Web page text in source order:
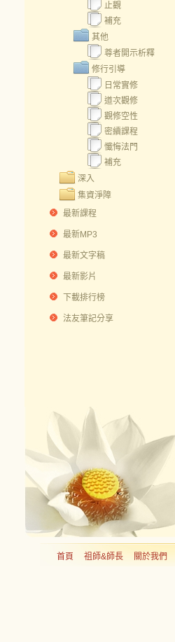
止觀
補充
其他
尊者開示析釋
修行引導
日常實修
道次觀修
觀修空性
密續課程
懺悔法門
補充
深入
集資淨障
最新課程
最新MP3
最新文字稿
最新影片
下載排行榜
法友筆記分享
首頁 祖師&師長 關於我們